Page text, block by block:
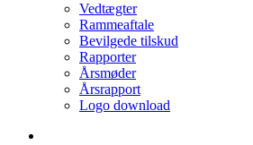
Vedtægter
Rammeaftale
Bevilgede tilskud
Rapporter
Årsmøder
Årsrapport
Logo download